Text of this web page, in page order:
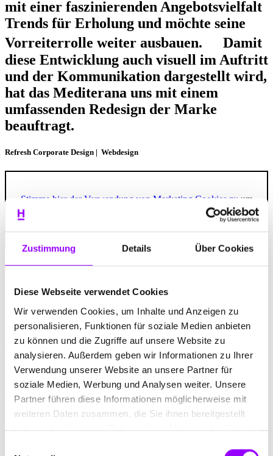
Zustimmung Details Über Cookies
Diese Webseite verwendet Cookies
Wir verwenden Cookies, um Inhalte und Anzeigen zu
personalisieren, Funktionen für soziale Medien anbieten
zu können und die Zugriffe auf unsere Website zu
analysieren. Außerdem geben wir Informationen zu Ihrer
Verwendung unserer Website an unsere Partner für
soziale Medien, Werbung und Analysen weiter. Unsere
Partner führen diese Informationen möglicherweise mit
weiteren Daten zusammen, die Sie ihnen bereitgestellt
mit einer faszinierenden Angebotsvielfalt
Trends für Erholung und möchte seine
Vorreiterrolle weiter ausbauen. Damit
diese Entwicklung auch visuell im Auftritt
und der Kommunikation dargestellt wird,
hat das Mediterana uns mit einem
umfassenden Redesign der Marke
beauftragt.
Refresh Corporate Design | Webdesign
Stimme hier der Verwendung von Marketing Cookies zu um
Videos externer Anbieter auf unserer Website sehen zu
CD Anpassung
Das Ziel und unsere Aufgabe: zukünftig
ein hochwertiges, eigenständiges
Erscheinungsbild zu haben, mit dem an
allen Touchpoints die Einzigartigkeit und
das Flair des Unternehmens
wahrnehmbar wird.